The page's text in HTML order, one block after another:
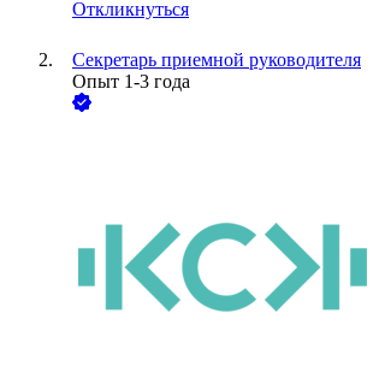
Откликнуться
Секретарь приемной руководителя
Опыт 1-3 года